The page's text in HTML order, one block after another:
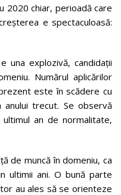
2020 chiar, perioadă care
e spectaculoasă:
una explozivă, candidații
Numărul aplicărilor
este în scădere cu
trecut. Se observă
an de normalitate,
de muncă în domeniu, ca
ultimii ani. O bună parte
au ales să se orienteze